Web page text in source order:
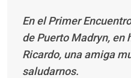
En el Primer
de Puerto Madryn, en
Ricardo, una amiga
saludarnos.